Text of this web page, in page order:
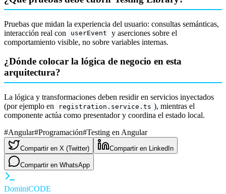
Pruebas que midan la experiencia del usuario: consultas semánticas,
interacción real con
userEvent
y aserciones sobre el
comportamiento visible, no sobre variables internas.
¿Dónde colocar la lógica de negocio en esta
arquitectura?
La lógica y transformaciones deben residir en servicios inyectados
(por ejemplo en
registration.service.ts ), mientras el
componente actúa como presentador y coordina el estado local.
#Angular#Programación#Testing en Angular
Compartir en X (Twitter) Compartir en LinkedIn
Compartir en WhatsApp
DominiCODE